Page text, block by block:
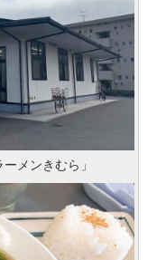
メンきむら」